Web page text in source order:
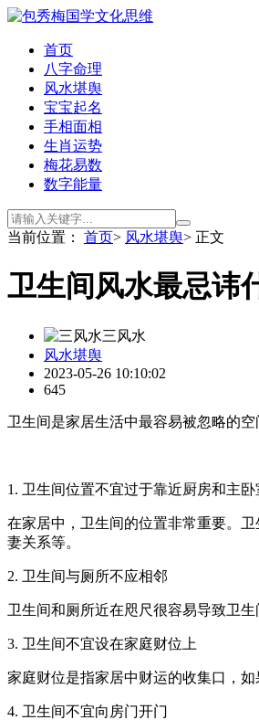
首页
八字命理
风水堪舆
宝宝起名
手相面相
生肖运势
梅花易数
数字能量
当前位置： 首页> 风水堪舆> 正文
卫生间风水最忌讳
三风水
风水堪舆
2023-05-26 10:10:02
645
卫生间是家居生活中最容易被忽略的
1. 卫生间位置不宜过于靠近厨房和主卧
在家居中，卫生间的位置非常重要。
妻关系等。
2. 卫生间与厕所不应相邻
卫生间和厕所近在咫尺很容易导致卫
3. 卫生间不宜设在家庭财位上
家庭财位是指家居中财运的收集口，
4. 卫生间不宜向房门开门